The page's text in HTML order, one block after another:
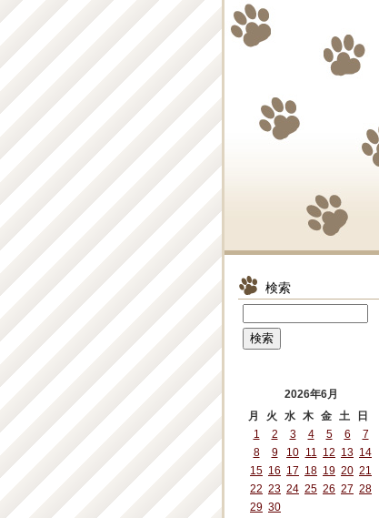
検索
2026年6月
月
火 水 木 金 土
日
1
2 3 4 5 6
7
8
9 10 11 12 13 14
15 16 17 18 19 20 21
22 23 24 25 26 27 28
29 30